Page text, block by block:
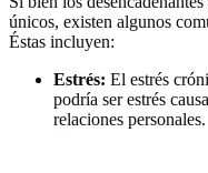
únicos, existen algunos
Éstas incluyen:
Estrés: El estrés
podría ser estrés
relaciones personales.